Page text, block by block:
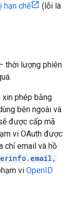
hạn chế
(lỗi là
thời lượng phiên
xin phép bằng
bên ngoài và
được cấp mã
vi OAuth được
chỉ email và hồ
vi OpenID